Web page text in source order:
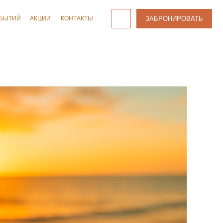
ЗАБРОНИРОВАТЬ
КОНТАКТЫ ЗАБРОНИРОВАТЬ
КОНТАКТЫ